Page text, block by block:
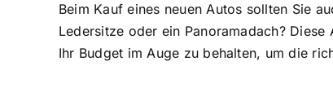
Beim Kauf eines neuen Autos sollten Sie
Ledersitze oder ein Panoramadach?
Ihr Budget im Auge zu behalten, um die